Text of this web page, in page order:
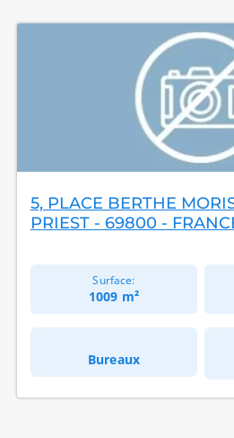
5, PLACE BERTHE
PRIEST - 69800 -
Surface:
1009 m²
Bureaux